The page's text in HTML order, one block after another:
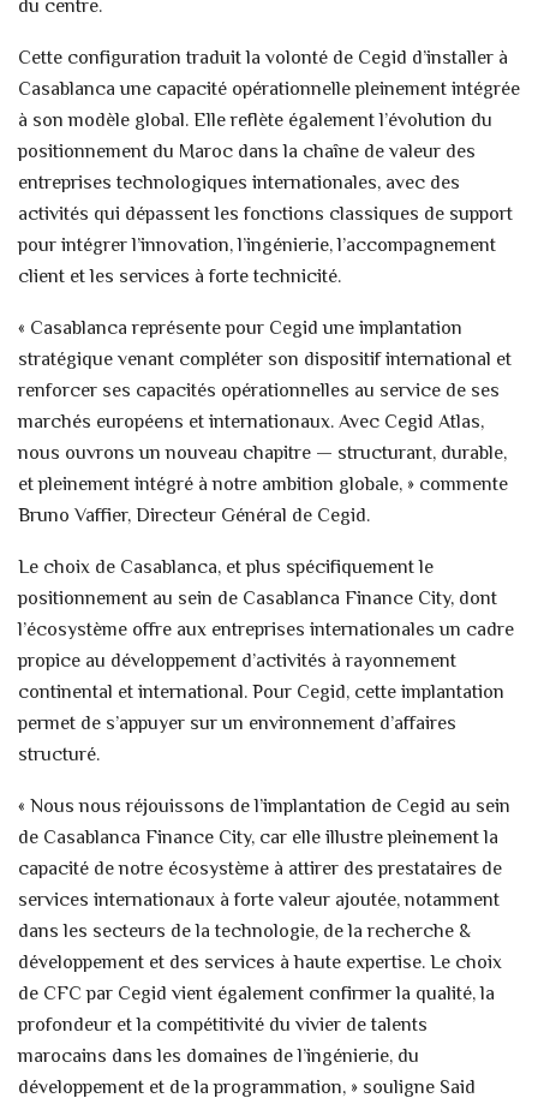
du centre.
Cette configuration traduit la volonté de Cegid d’installer à
Casablanca une capacité opérationnelle pleinement intégrée
à son modèle global. Elle reflète également l’évolution du
positionnement du Maroc dans la chaîne de valeur des
entreprises technologiques internationales, avec des
activités qui dépassent les fonctions classiques de support
pour intégrer l’innovation, l’ingénierie, l’accompagnement
client et les services à forte technicité.
« Casablanca représente pour Cegid une implantation
stratégique venant compléter son dispositif international et
renforcer ses capacités opérationnelles au service de ses
marchés européens et internationaux. Avec Cegid Atlas,
nous ouvrons un nouveau chapitre — structurant, durable,
et pleinement intégré à notre ambition globale, » commente
Bruno Vaffier, Directeur Général de Cegid.
Le choix de Casablanca, et plus spécifiquement le
positionnement au sein de Casablanca Finance City, dont
l’écosystème offre aux entreprises internationales un cadre
propice au développement d’activités à rayonnement
continental et international. Pour Cegid, cette implantation
permet de s’appuyer sur un environnement d’affaires
structuré.
« Nous nous réjouissons de l’implantation de Cegid au sein
de Casablanca Finance City, car elle illustre pleinement la
capacité de notre écosystème à attirer des prestataires de
services internationaux à forte valeur ajoutée, notamment
dans les secteurs de la technologie, de la recherche &
développement et des services à haute expertise. Le choix
de CFC par Cegid vient également confirmer la qualité, la
profondeur et la compétitivité du vivier de talents
marocains dans les domaines de l’ingénierie, du
développement et de la programmation, » souligne Said